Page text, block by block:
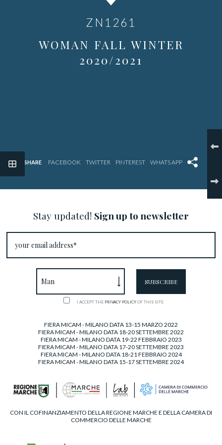
ZN1261
WOMAN FALL WINTER
2020/2021
SHARE
Stay updated! Sign up to newsletter
I ACCEPT THE PRIVACY POLICY OF THIS SITE
FIERA MICAM - MILANO DATA 13-15 MARZO 2022
FIERA MICAM - MILANO DATA 18-20 SETTEMBRE 2022
FIERA MICAM - MILANO DATA 19-22 FEBBRAIO 2023
FIERA MICAM - MILANO DATA 17-20 SETTEMBRE 2023
FIERA MICAM - MILANO DATA 18-21 FEBBRAIO 2024
FIERA MICAM - MILANO DATA 15-17 SETTEMBRE 2024
CON IL COFINANZIAMENTO DELLA REGIONE MARCHE E DELLA CAMERA DI
COMMERCIO DELLE MARCHE